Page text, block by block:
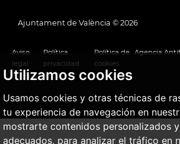
Utilizamos cookies
Usamos cookies y otras técnicas de
tu experiencia de navegación en
mostrarte contenidos personalizados
adecuados, para analizar el tráfico en
Ajuntament de València © 2026
Aviso
legal
Política
privacidad
Política de
cookies
Agencia